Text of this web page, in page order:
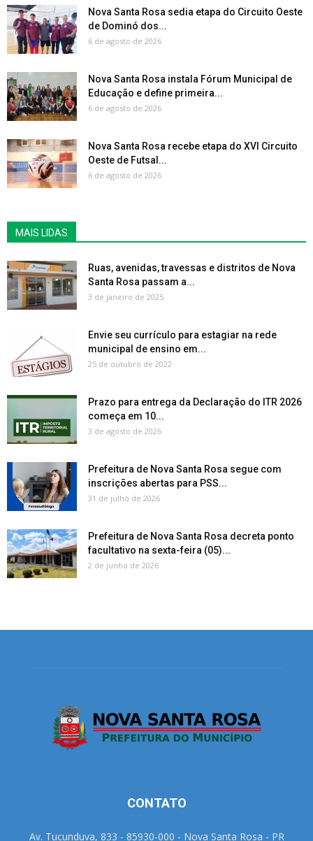
Nova Santa Rosa sedia etapa do Circuito Oeste
de Dominó dos...
6 de agosto de 2026
Nova Santa Rosa instala Fórum Municipal de
Educação e define primeira...
6 de agosto de 2026
Nova Santa Rosa recebe etapa do XVI Circuito
Oeste de Futsal...
6 de agosto de 2026
MAIS LIDAS
Ruas, avenidas, travessas e distritos de Nova
Santa Rosa passam a...
3 de janeiro de 2025
Envie seu currículo para estagiar na rede
municipal de ensino em...
25 de outubro de 2022
Prazo para entrega da Declaração do ITR 2026
começa em 10...
3 de agosto de 2026
Prefeitura de Nova Santa Rosa segue com
inscrições abertas para PSS...
31 de julho de 2026
Prefeitura de Nova Santa Rosa decreta ponto
facultativo na sexta-feira (05)...
2 de junho de 2026
CONTATO
Av. Tucunduva, 833 - 85930-000 - Nova Santa Rosa - PR